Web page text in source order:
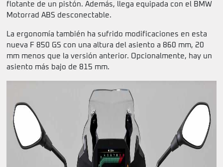
flotante de un pistón. Además, llega equipada con el BMW
Motorrad ABS desconectable.
La ergonomía también ha sufrido modificaciones en esta
nueva F 850 GS con una altura del asiento a 860 mm, 20
mm menos que la versión anterior. Opcionalmente, hay un
asiento más bajo de 815 mm.